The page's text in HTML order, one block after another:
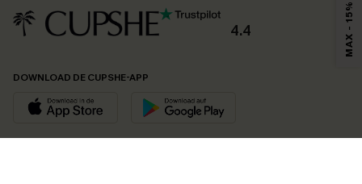
4.4
DOWNLOAD DE CUPSHE-APP
MAX - 15%